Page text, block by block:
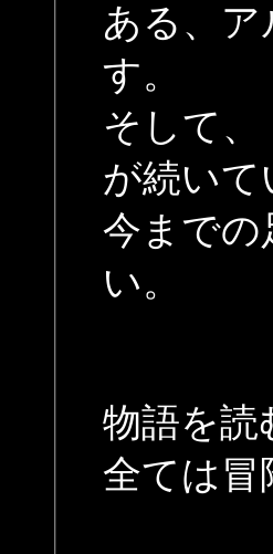
ある、
す。
そして
が続い
今までの
い。
物語を読
全ては冒